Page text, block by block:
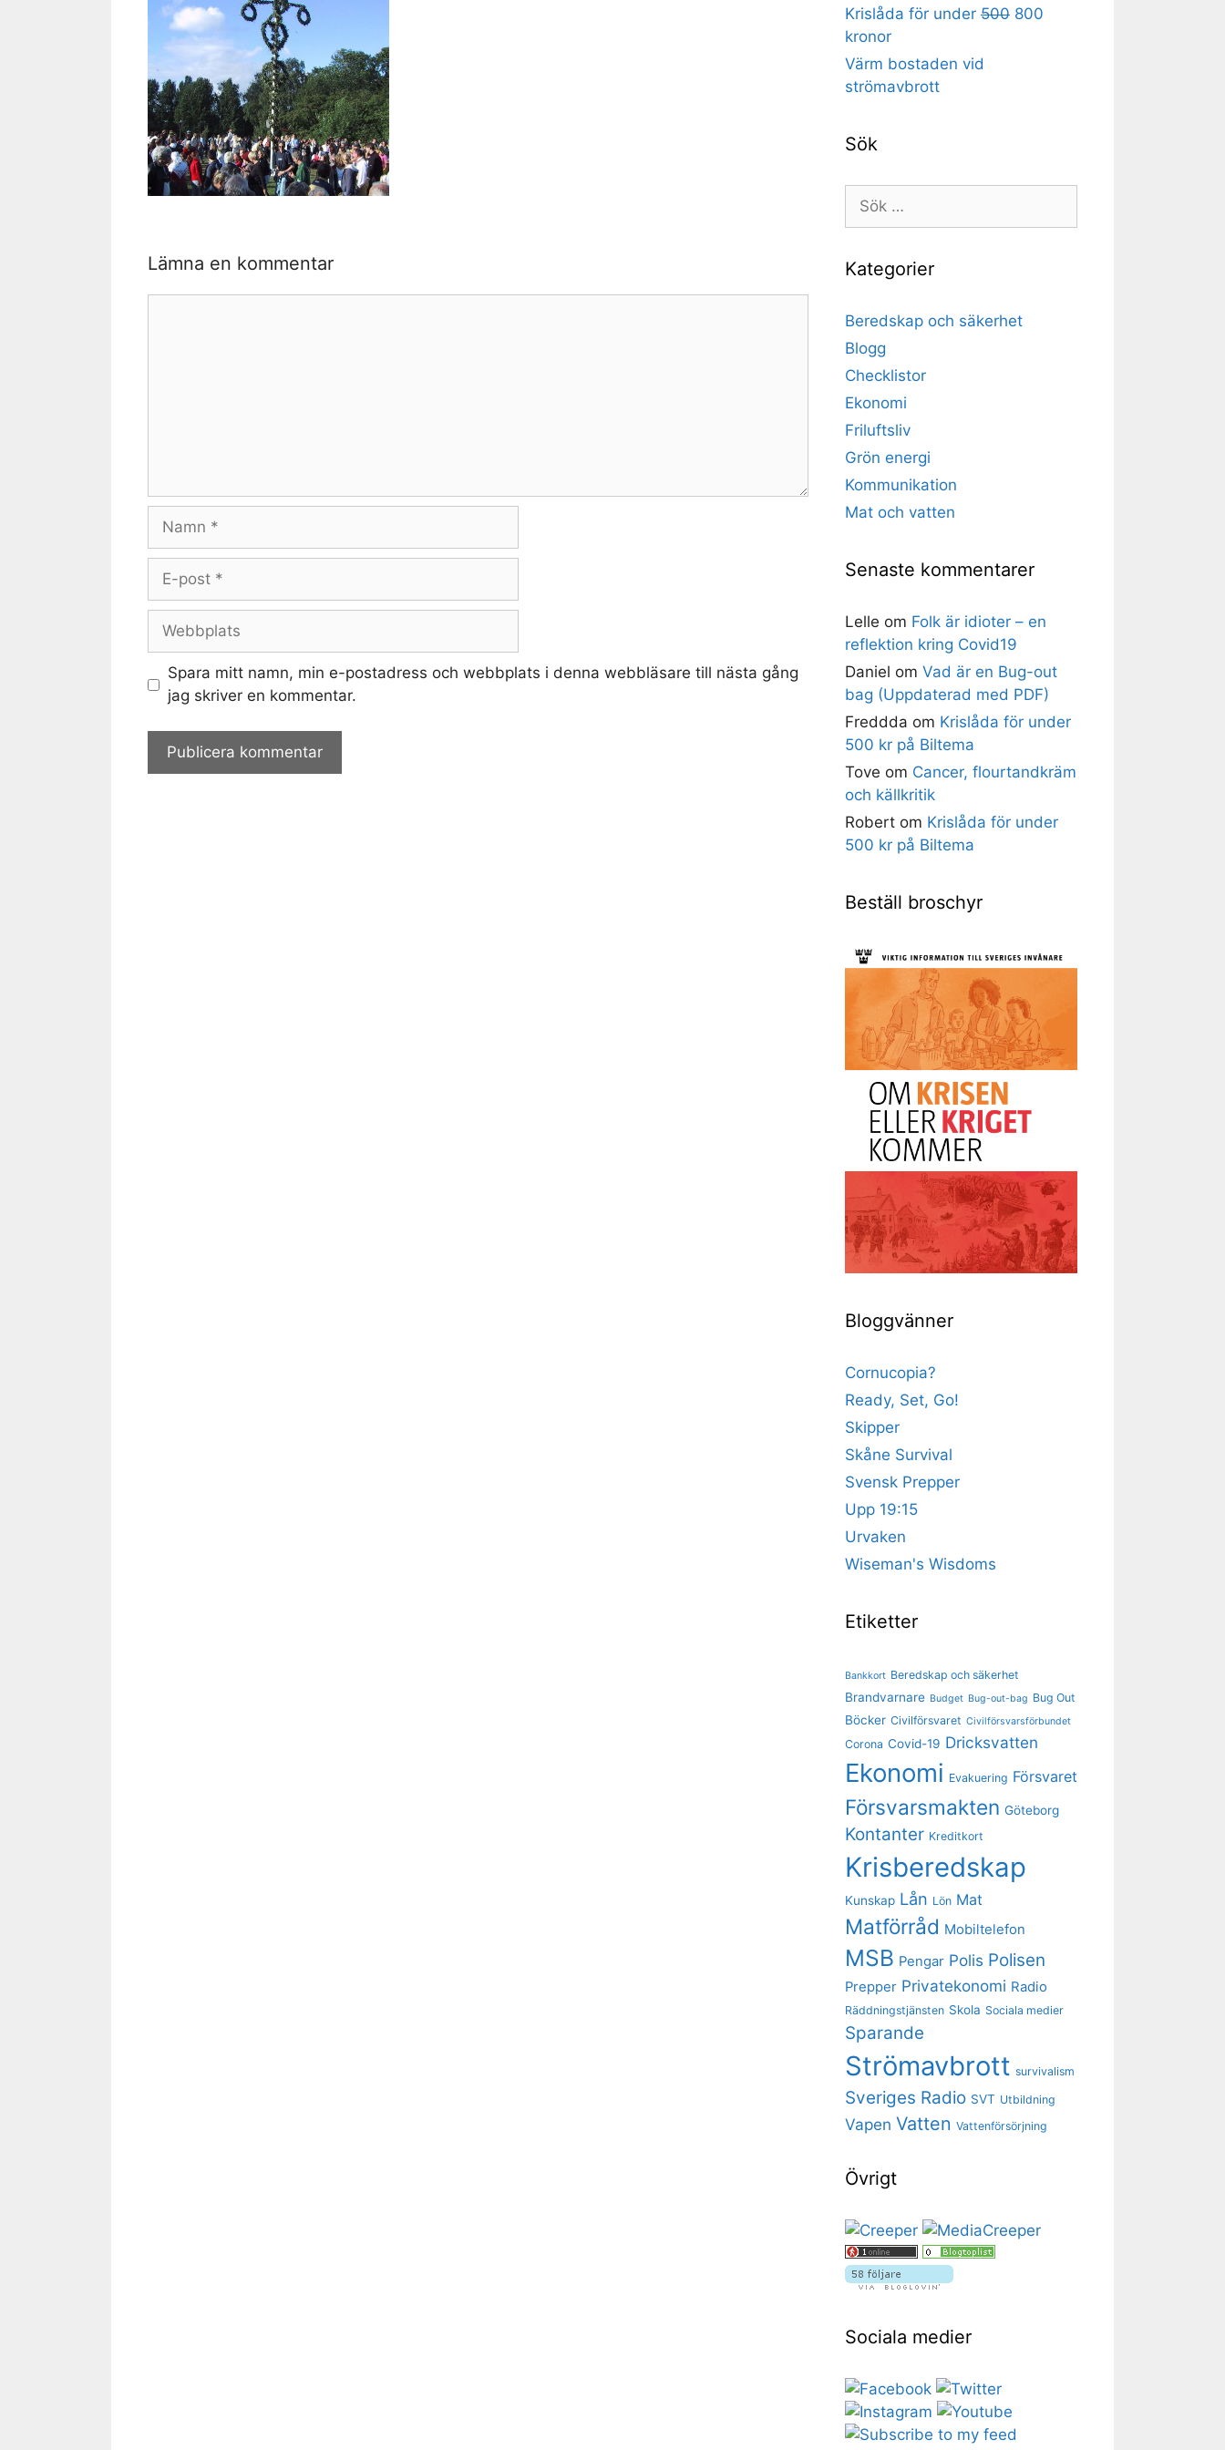
Lämna en kommentar
Namn
Webbplats
Spara mitt namn, min e-postadress och webbplats i denna webbläsare till nästa gång
jag skriver en kommentar.
Krislåda för under 500 800
kronor
Värm bostaden vid
strömavbrott
Sök
Sök
efter:
Kategorier
Beredskap och säkerhet
Blogg
Checklistor
Ekonomi
Friluftsliv
Grön energi
Kommunikation
Mat och vatten
Senaste kommentarer
Lelle om Folk är idioter – en
reflektion kring Covid19
Daniel om Vad är en Bug-out
bag (Uppdaterad med PDF)
Freddda om Krislåda för under
500 kr på Biltema
Tove om Cancer, flourtandkräm
och källkritik
Robert om Krislåda för under
500 kr på Biltema
Beställ broschyr
Bloggvänner
Cornucopia?
Ready, Set, Go!
Skipper
Skåne Survival
Svensk Prepper
Upp 19:15
Urvaken
Wiseman's Wisdoms
Etiketter
Bankkort Beredskap och säkerhet
Brandvarnare Budget Bug-out-bag Bug Out
Böcker Civilförsvaret Civilförsvarsförbundet
Corona Covid-19 Dricksvatten
Ekonomi Evakuering Försvaret
Försvarsmakten Göteborg
Kontanter Kreditkort
Krisberedskap
Kunskap Lån Lön Mat
Matförråd Mobiltelefon
MSB Pengar Polis Polisen
Prepper Privatekonomi Radio
Räddningstjänsten Skola Sociala medier
Sparande
Strömavbrott survivalism
Sveriges Radio SVT Utbildning
Vapen Vatten Vattenförsörjning
Övrigt
Sociala medier